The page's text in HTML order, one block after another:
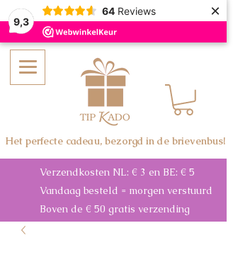
9,3
64 Reviews ×
Verzendkosten NL: € 3 en BE: € 5
Vandaag besteld = morgen verstuurd
Boven de € 50 gratis verzending
Het perfecte cadeau, bezorgd in de brievenbus!